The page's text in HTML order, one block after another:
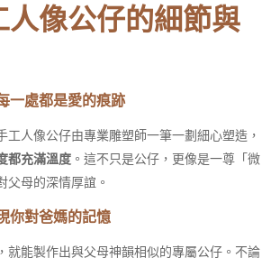
人像公仔的細節與
一處都是愛的痕跡
工人像公仔由專業雕塑師一筆一劃細心塑造，
都充滿溫度 。這不只是公仔，更像是一尊「微
父母的深情厚誼。
你對爸媽的記憶
就能製作出與父母神韻相似的專屬公仔。不論